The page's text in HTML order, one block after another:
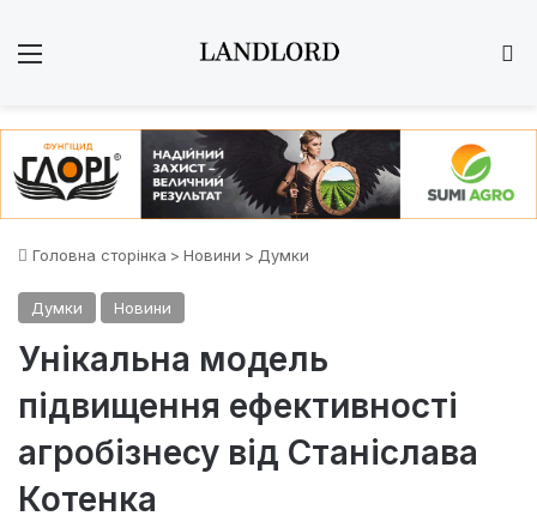
Головна сторінка > Новини > Думки
Думки Новини
Унікальна модель
підвищення ефективності
агробізнесу від Станіслава
Котенка